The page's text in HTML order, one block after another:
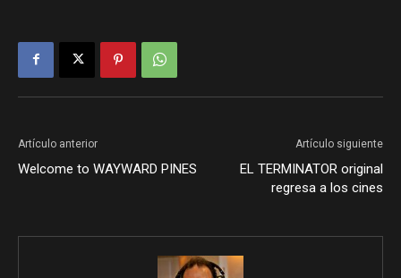
Artículo anterior
Welcome to WAYWARD PINES
Artículo siguiente
EL TERMINATOR original
regresa a los cines